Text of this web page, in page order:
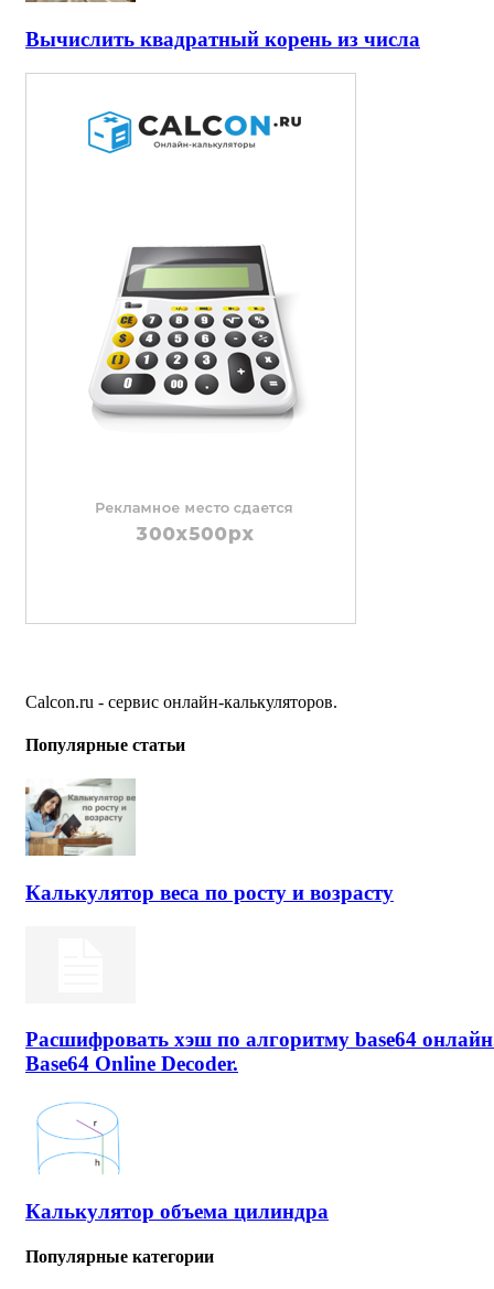
Вычислить квадратный корень из числа
Calcon.ru - сервис онлайн-калькуляторов.
Популярные статьи
Калькулятор веса по росту и возрасту
Расшифровать хэш по алгоритму base64
Base64 Online Decoder.
Калькулятор объема цилиндра
Популярные категории